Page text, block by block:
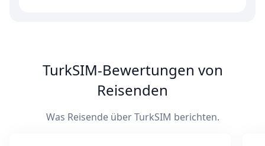
TurkSIM-Bewertungen von
Reisenden
Was Reisende über TurkSIM berichten.